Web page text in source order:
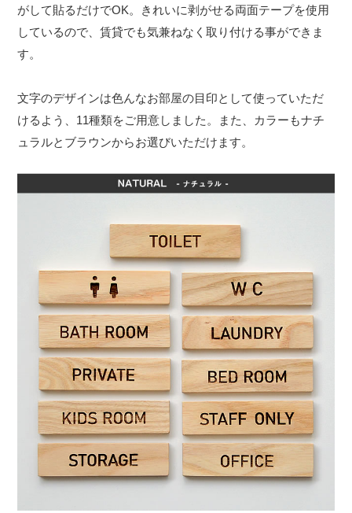
がして貼るだけでOK。きれいに剥がせる両面テープを使用
しているので、賃貸でも気兼ねなく取り付ける事ができま
す。
文字のデザインは色んなお部屋の目印として使っていただ
けるよう、11種類をご用意しました。また、カラーもナチ
ュラルとブラウンからお選びいただけます。